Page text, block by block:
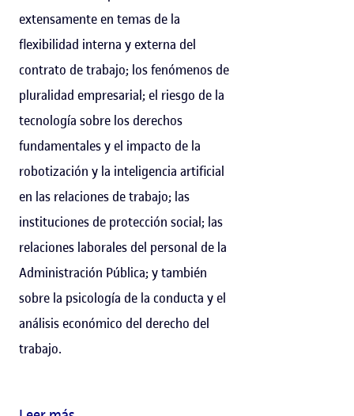
extensamente en temas de la
flexibilidad interna y externa del
contrato de trabajo; los fenómenos de
pluralidad empresarial; el riesgo de la
tecnología sobre los derechos
fundamentales y el impacto de la
robotización y la inteligencia artificial
en las relaciones de trabajo; las
instituciones de protección social; las
relaciones laborales del personal de la
Administración Pública; y también
sobre la psicología de la conducta y el
análisis económico del derecho del
trabajo.